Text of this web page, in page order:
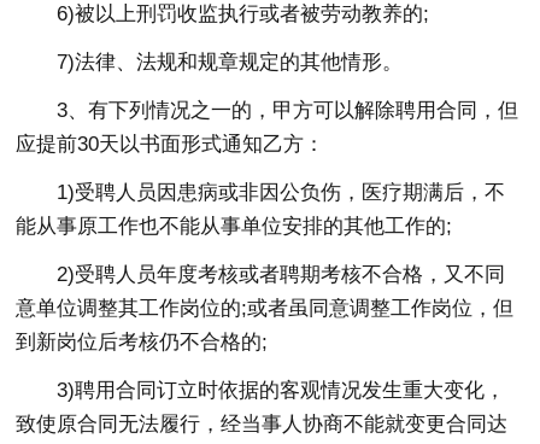
6)被以上刑罚收监执行或者被劳动教养的;
7)法律、法规和规章规定的其他情形。
3、有下列情况之一的，甲方可以解除聘用合同，但
应提前30天以书面形式通知乙方：
1)受聘人员因患病或非因公负伤，医疗期满后，不
能从事原工作也不能从事单位安排的其他工作的;
2)受聘人员年度考核或者聘期考核不合格，又不同
意单位调整其工作岗位的;或者虽同意调整工作岗位，但
到新岗位后考核仍不合格的;
3)聘用合同订立时依据的客观情况发生重大变化，
致使原合同无法履行，经当事人协商不能就变更合同达